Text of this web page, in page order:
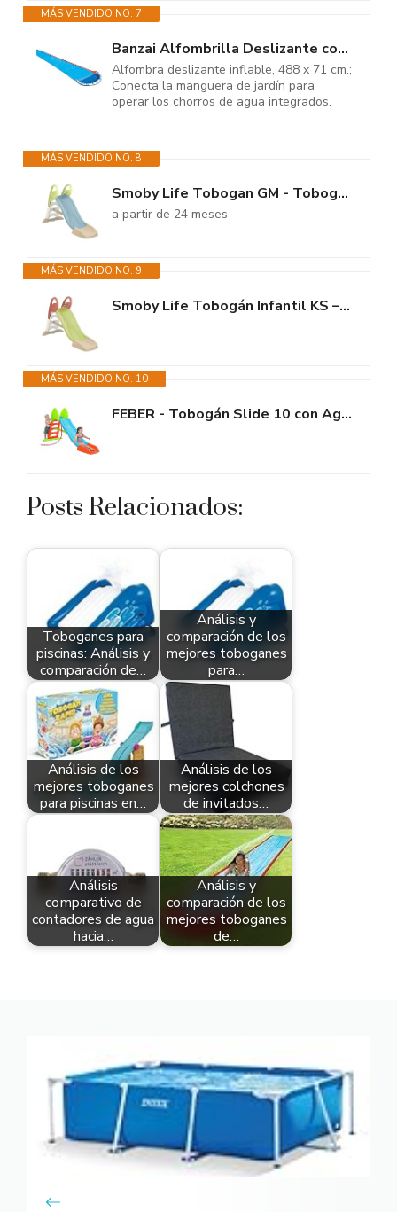
MÁS VENDIDO NO. 7
Banzai Alfombrilla Deslizante con Chorro de Agua, tobogán, Piscina, 488 x...
Alfombra deslizante inflable, 488 x 71 cm.;
Conecta la manguera de jardín para
operar los chorros de agua integrados.
MÁS VENDIDO NO. 8
Smoby Life Tobogan GM - Tobogán Infantil 1,50 m con Conexión para Agua,...
a partir de 24 meses
MÁS VENDIDO NO. 9
Smoby Life Tobogán Infantil KS – Superficie de Deslizamiento 150 cm –...
MÁS VENDIDO NO. 10
FEBER - Tobogán Slide 10 con Agua, con Hueco para la Poner la Manguera,...
Posts Relacionados:
Toboganes para
piscinas: Análisis y
comparación de…
Análisis y
comparación de los
mejores toboganes
para…
Análisis de los
mejores toboganes
para piscinas en…
Análisis de los
mejores colchones
de invitados…
Análisis
comparativo de
contadores de agua
hacia…
Análisis y
comparación de los
mejores toboganes
de…